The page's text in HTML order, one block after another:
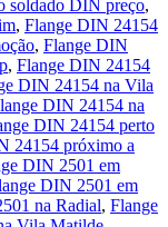
soldado DIN preço,
, Flange DIN 24154
, Flange DIN
, Flange DIN 24154
DIN 24154 na Vila
DIN 24154 na
DIN 24154 perto
24154 próximo a
DIN 2501 em
DIN 2501 em
na Radial, Flange